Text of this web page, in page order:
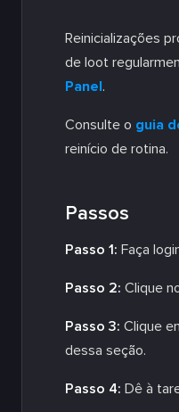
Reinicializações
de loot
Panel.
Consulte o guia
reinício de rotina.
Passos
Passo 1: Faça
Passo 2: Clique
Passo 3: Clique
dessa seção.
Passo 4: Dê à